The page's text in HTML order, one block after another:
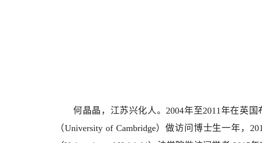
何晶晶，江苏兴化人。2004年至2011年在英
（University of Cambridge）做访问博士生一年